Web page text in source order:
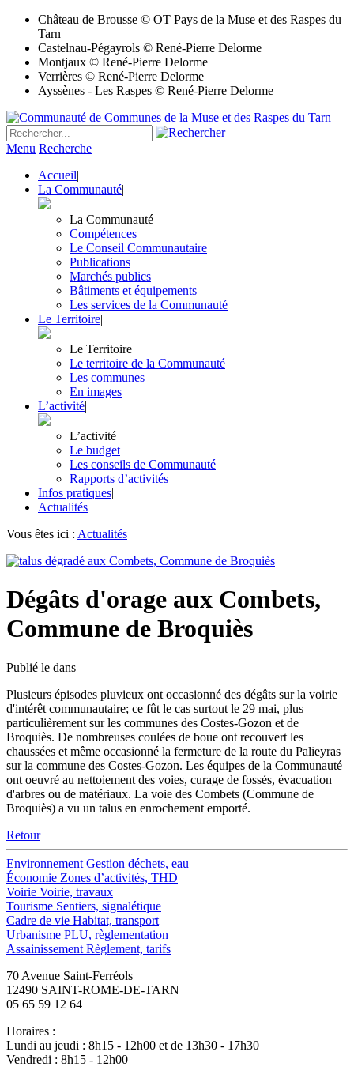
Château de Brousse © OT Pays de la Muse et des Raspes du
Tarn
Castelnau-Pégayrols © René-Pierre Delorme
Montjaux © René-Pierre Delorme
Verrières © René-Pierre Delorme
Ayssènes - Les Raspes © René-Pierre Delorme
Menu Recherche
Accueil|
La Communauté|
La Communauté
Compétences
Le Conseil Communautaire
Publications
Marchés publics
Bâtiments et équipements
Les services de la Communauté
Le Territoire|
Le Territoire
Le territoire de la Communauté
Les communes
En images
L’activité|
L’activité
Le budget
Les conseils de Communauté
Rapports d’activités
Infos pratiques|
Actualités
Vous êtes ici : Actualités
Dégâts d'orage aux Combets,
Commune de Broquiès
Publié le dans
Plusieurs épisodes pluvieux ont occasionné des dégâts sur la voirie
d'intérêt communautaire; ce fût le cas surtout le 29 mai, plus
particulièrement sur les communes des Costes-Gozon et de
Broquiès. De nombreuses coulées de boue ont recouvert les
chaussées et même occasionné la fermeture de la route du Palieyras
sur la commune des Costes-Gozon. Les équipes de la Communauté
ont oeuvré au nettoiement des voies, curage de fossés, évacuation
d'arbres ou de matériaux. La voie des Combets (Commune de
Broquiès) a vu un talus en enrochement emporté.
Retour
Environnement Gestion déchets, eau
Économie Zones d’activités, THD
Voirie Voirie, travaux
Tourisme Sentiers, signalétique
Cadre de vie Habitat, transport
Urbanisme PLU, règlementation
Assainissement Règlement, tarifs
70 Avenue Saint-Ferréols
12490 SAINT-ROME-DE-TARN
05 65 59 12 64
Horaires :
Lundi au jeudi : 8h15 - 12h00 et de 13h30 - 17h30
Vendredi : 8h15 - 12h00